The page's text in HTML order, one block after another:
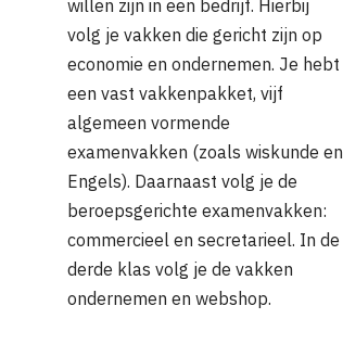
willen zijn in een bedrijf. Hierbij
volg je vakken die gericht zijn op
economie en ondernemen. Je hebt
een vast vakkenpakket, vijf
algemeen vormende
examenvakken (zoals wiskunde en
Engels). Daarnaast volg je de
beroepsgerichte examenvakken:
commercieel en secretarieel. In de
derde klas volg je de vakken
ondernemen en webshop.